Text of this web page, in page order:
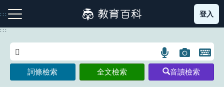
到
主
:::
注音索引圖示 筆畫索引圖示 部首索引表圖示
登入
:::
語
言
搜
圖
片
搜
開
鍵
詞條檢索 全文檢索 音讀檢索